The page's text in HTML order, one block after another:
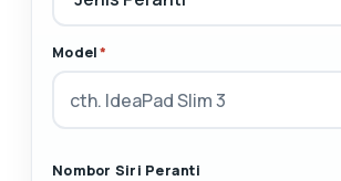
Model*
Nombor Siri Peranti